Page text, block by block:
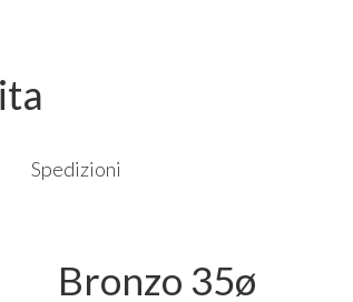
Spedizioni
Bronzo 35ø